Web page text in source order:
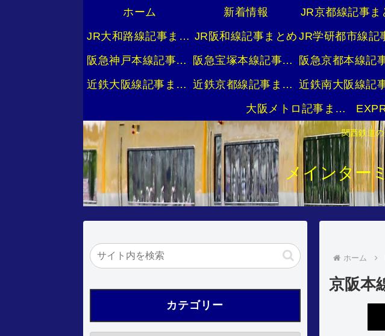
関西鉄道
メインター
ホーム 新着情報 JR京都線記事ま
JR大和路線記事まとめ JR阪和線記事まとめ
阪急神戸本線記事まとめ
阪急宝塚本線記事まとめ
近鉄大阪線記事まとめ
近鉄京都線記事まとめ
大阪メトロ記事まとめ
ホーム
京阪本
カテゴリー